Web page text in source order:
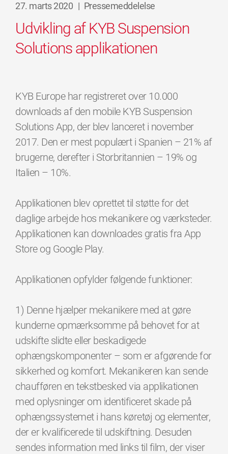
27. marts 2020 | Pressemeddelelse
Udvikling af KYB Suspension
Solutions applikationen
KYB Europe har registreret over 10.000
downloads af den mobile KYB Suspension
Solutions App, der blev lanceret i november
2017. Den er mest populært i Spanien – 21% af
brugerne, derefter i Storbritannien – 19% og
Italien – 10%.
Applikationen blev oprettet til støtte for det
daglige arbejde hos mekanikere og værksteder.
Applikationen kan downloades gratis fra App
Store og Google Play.
Applikationen opfylder følgende funktioner:
1) Denne hjælper mekanikere med at gøre
kunderne opmærksomme på behovet for at
udskifte slidte eller beskadigede
ophængskomponenter – som er afgørende for
sikkerhed og komfort. Mekanikeren kan sende
chaufføren en tekstbesked via applikationen
med oplysninger om identificeret skade på
ophængssystemet i hans køretøj og elementer,
der er kvalificerede til udskiftning. Desuden
sendes information med links til film, der viser